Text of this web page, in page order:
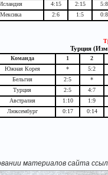
4:15 2:15 5:8
Мексика 2:6 1:5 0:8
Турция
Команда 1 2
Южная Корея * 5:2
Бельгия 2:5 *
Турция 2:5 4:7
Австралия 1:10 1:9
Люксембург 0:17 0:14
материалов сайта